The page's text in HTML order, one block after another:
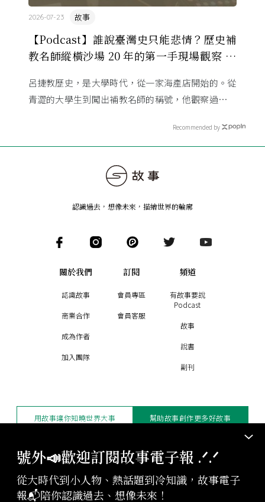
【Podcast】誰說臺灣史只能悲情？歷史補
教名師縱橫沙場 20 年的第一手現場觀察 ft.
故事
2026-07-23
呂捷教歷史，是大學時代，從一家海產店開始的。從
青澀的大學生到闖出補教名師的稱號，他觀察過幾十
Recommended by
號外📣歡迎訂閱故事電子報 .ᐟ‪‪.ᐟ
從大時代到小人物、熱話題到冷知識，故事電子
報📬陪你認識過去、想像未來！
認識過去，想像未來 ， 描繪世界的輪廓
關於我們
認識故事
商業合作
成為作者
加入團隊
訂閱
會員專區
會員客服
頻道
有故事要說
Podcast
故事
說書
副刊
版權聲明與轉載規範
授權與合作：contact@storystudio.tw
用故事讓你知曉世界大事 幫助故事創作更多好故事